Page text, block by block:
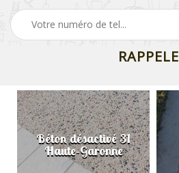
Béton désactivé 31
Haute-Garonne